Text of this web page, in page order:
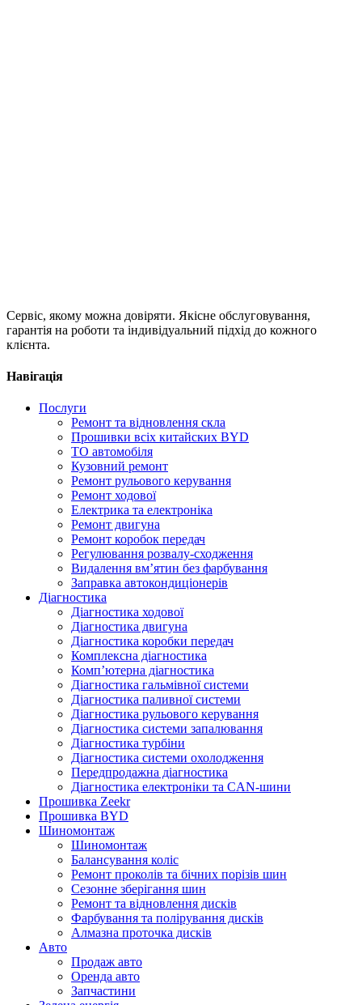
Сервіс, якому можна довіряти. Якісне обслуговування,
гарантія на роботи та індивідуальний підхід до кожного
клієнта.
Навігація
Послуги
Ремонт та відновлення скла
Прошивки всіх китайских BYD
ТО автомобіля
Кузовний ремонт
Ремонт рульового керування
Ремонт ходової
Електрика та електроніка
Ремонт двигуна
Ремонт коробок передач
Регулювання розвалу-сходження
Видалення вм’ятин без фарбування
Заправка автокондиціонерів
Діагностика
Діагностика ходової
Діагностика двигуна
Діагностика коробки передач
Комплексна діагностика
Комп’ютерна діагностика
Діагностика гальмівної системи
Діагностика паливної системи
Діагностика рульового керування
Діагностика системи запалювання
Діагностика турбіни
Діагностика системи охолодження
Передпродажна діагностика
Діагностика електроніки та CAN-шини
Прошивка Zeekr
Прошивка BYD
Шиномонтаж
Шиномонтаж
Балансування коліс
Ремонт проколів та бічних порізів шин
Сезонне зберігання шин
Ремонт та відновлення дисків
Фарбування та полірування дисків
Алмазна проточка дисків
Авто
Продаж авто
Оренда авто
Запчастини